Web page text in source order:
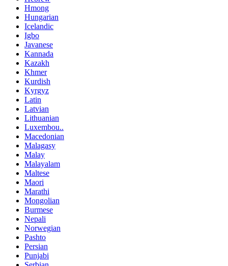
Hmong
Hungarian
Icelandic
Igbo
Javanese
Kannada
Kazakh
Khmer
Kurdish
Kyrgyz
Latin
Latvian
Lithuanian
Luxembou..
Macedonian
Malagasy
Malay
Malayalam
Maltese
Maori
Marathi
Mongolian
Burmese
Nepali
Norwegian
Pashto
Persian
Punjabi